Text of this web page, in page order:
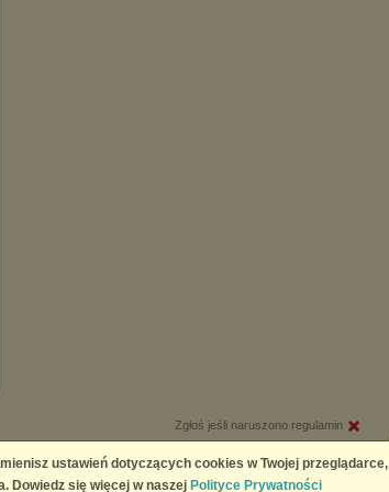
Zgłoś jeśli naruszono regulamin
Copyright © 2026Chomikuj.pl
ustawień dotyczących cookies w Twojej przeglądarce,
Dowiedz się więcej w naszej Polityce Prywatności